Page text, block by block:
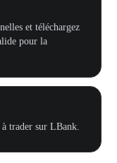
et téléchargez
pour la
trader sur LBank.